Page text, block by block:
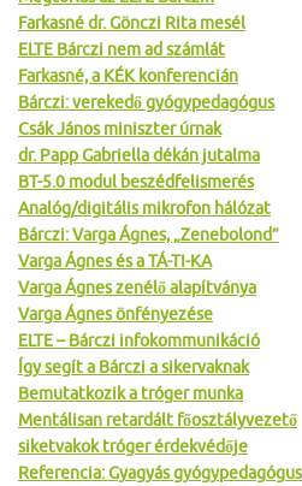
Farkasné dr. Gönczi Rita mesél
ELTE Bárczi nem ad számlát
Farkasné, a KÉK konferencián
Bárczi: verekedő gyógypedagógus
Csák János miniszter úrnak
dr. Papp Gabriella dékán jutalma
BT-5.0 modul beszédfelismerés
Analóg/digitális mikrofon hálózat
Bárczi: Varga Ágnes, „Zenebolond”
Varga Ágnes és a TÁ-TI-KA
Varga Ágnes zenélő alapítványa
Varga Ágnes önfényezése
ELTE – Bárczi infokommunikáció
Így segít a Bárczi a sikervaknak
Bemutatkozik a tróger munka
Mentálisan retardált főosztályvezető
siketvakok tróger érdekvédője
Referencia: Gyagyás gyógypedagógus